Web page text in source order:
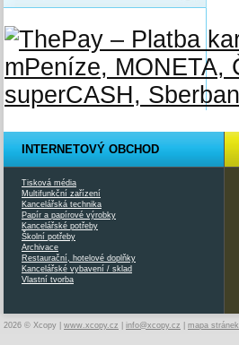
INTERNETOVÝ OBCHOD
Tisková média
Multifunkční zařízení
Kancelářská technika
Papír a papírové výrobky
Kancelářské potřeby
Školní potřeby
Archivace
Restaurační, hotelové doplňky
Kancelářské vybavení / sklad
Vlastní tvorba
2026 © Xcopy | www.xcopy.cz info@xcopy.cz mapa stránek